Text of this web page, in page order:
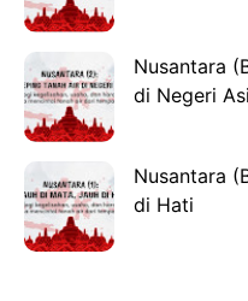
Nusantara
di Negeri
Nusantara
di Hati